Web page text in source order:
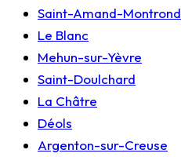
Saint-Amand-Montrond
Le Blanc
Mehun-sur-Yèvre
Saint-Doulchard
La Châtre
Déols
Argenton-sur-Creuse